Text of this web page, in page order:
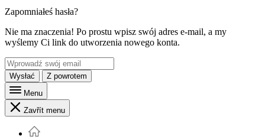
Zapomniałeś hasła?
Nie ma znaczenia! Po prostu wpisz swój adres e-mail, a my
wyślemy Ci link do utworzenia nowego konta.
Wysłać
Z powrotem
Menu
Zavřít menu